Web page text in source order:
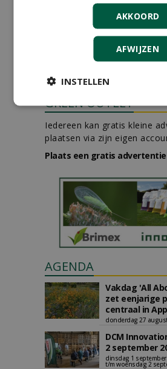
GREEN OUTLET
Iedereen kan gratis kleine
plaatsen via zijn eigen
Plaats een gratis advertentie
AGENDA
Vakdag 'All
zet eenjarige
centraal in
donderdag 27
DCM
2 september
dinsdag 1 september
t/m woensdag 2
AKKOORD
AFWIJZEN
INSTELLEN